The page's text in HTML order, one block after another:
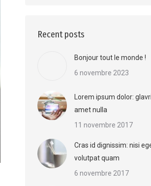
Recent posts
Bonjour tout le monde !
6 novembre 2023
Lorem ipsum dolor:
amet nulla
11 novembre 2017
Cras id dignissim: nisi
volutpat quam
6 novembre 2017